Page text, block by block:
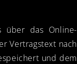
über das Online-
Vertragstext nach
und dem